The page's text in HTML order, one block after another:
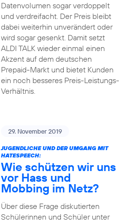
Datenvolumen sogar verdoppelt
und verdreifacht. Der Preis bleibt
dabei weiterhin unverändert oder
wird sogar gesenkt. Damit setzt
ALDI TALK wieder einmal einen
Akzent auf dem deutschen
Prepaid-Markt und bietet Kunden
ein noch besseres Preis-Leistungs-
Verhältnis.
29. November 2019
JUGENDLICHE UND DER UMGANG MIT
HATESPEECH:
Wie schützen wir uns
vor Hass und
Mobbing im Netz?
Über diese Frage diskutierten
Schülerinnen und Schüler unter